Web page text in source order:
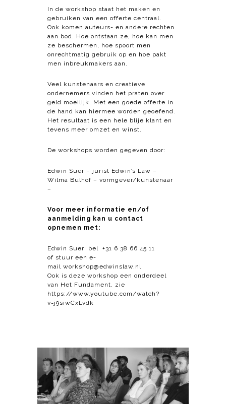
In de workshop staat het maken en
gebruiken van een offerte centraal.
Ook komen auteurs- en andere rechten
aan bod. Hoe ontstaan ze, hoe kan men
ze beschermen, hoe spoort men
onrechtmatig gebruik op en hoe pakt
men inbreukmakers aan.
Veel kunstenaars en creatieve
ondernemers vinden het praten over
geld moeilijk. Met een goede offerte in
de hand kan hiermee worden geoefend.
Het resultaat is een hele blije klant en
tevens meer omzet en winst.
De workshops worden gegeven door:
Edwin Suer – jurist Edwin’s Law –
Wilma Bulhof – vormgever/kunstenaar
–
Voor meer informatie en/of
aanmelding kan u contact
opnemen met:
Edwin Suer: bel +31 6 38 66 45 11
of stuur een e-
mail workshop@edwinslaw.nl
Ook is deze workshop een onderdeel
van Het Fundament, zie
https://www.youtube.com/watch?
v=j9siwCxLvdk